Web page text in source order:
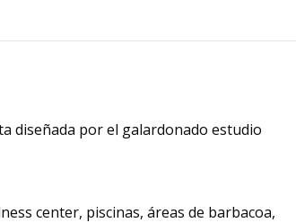
diseñada por el galardonado estudio
center, piscinas, áreas de barbacoa,